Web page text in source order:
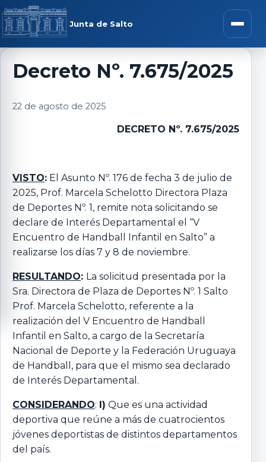
Saltar al contenido
Junta de Salto Abrir
menú
Decreto Nº. 7.675/2025
22 de agosto de 2025
DECRETO Nº. 7.675/2025
VISTO: El Asunto Nº. 176 de fecha 3 de julio de
2025, Prof. Marcela Schelotto Directora Plaza
de Deportes Nº. 1, remite nota solicitando se
declare de Interés Departamental el “V
Encuentro de Handball Infantil en Salto” a
realizarse los días 7 y 8 de noviembre.
RESULTANDO: La solicitud presentada por la
Sra. Directora de Plaza de Deportes Nº. 1 Salto
Prof. Marcela Schelotto, referente a la
realización del V Encuentro de Handball
Infantil en Salto, a cargo de la Secretaría
Nacional de Deporte y la Federación Uruguaya
de Handball, para que el mismo sea declarado
de Interés Departamental.
CONSIDERANDO: I) Que es una actividad
deportiva que reúne a más de cuatrocientos
jóvenes deportistas de distintos departamentos
del país.